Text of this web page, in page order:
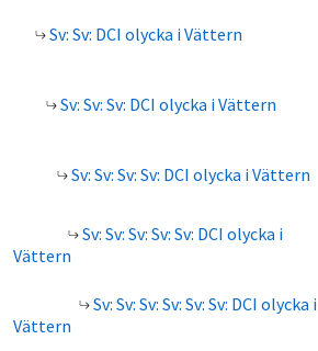
Sv: Sv: DCI olycka i Vättern
Sv: Sv: Sv: DCI olycka i Vättern
Sv: Sv: Sv: Sv: DCI olycka i Vättern
Sv: Sv: Sv: Sv: Sv: DCI olycka i
Vättern
Sv: Sv: Sv: Sv: Sv: Sv: DCI olycka i
Vättern